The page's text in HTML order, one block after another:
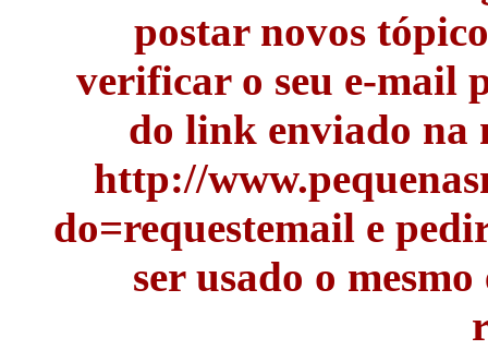
postar novos
verificar o seu e-mail
do link enviado na
http://
do=requestemail e
ser usado o